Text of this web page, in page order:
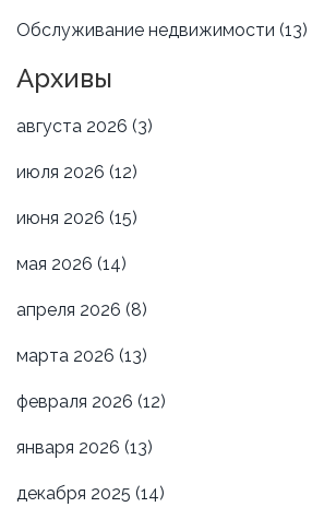
Обслуживание недвижимости (13)
Архивы
августа 2026 (3)
июля 2026 (12)
июня 2026 (15)
мая 2026 (14)
апреля 2026 (8)
марта 2026 (13)
февраля 2026 (12)
января 2026 (13)
декабря 2025 (14)